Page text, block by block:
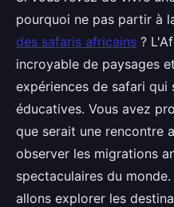
pourquoi ne pas partir à
des safaris africains ?
incroyable de paysages
expériences de safari
éducatives. Vous avez
que serait une rencontre
observer les migrations
spectaculaires du
allons explorer les